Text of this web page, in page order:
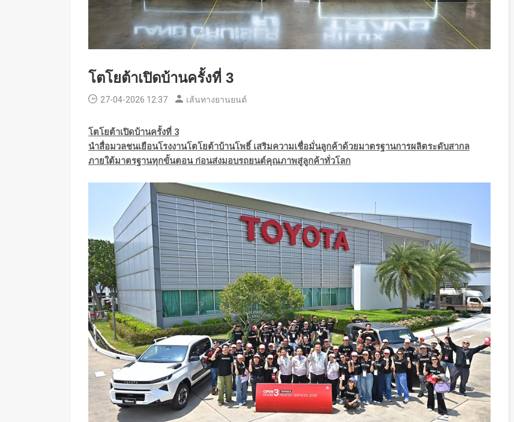
โตโยต้าเปิดบ้านครั้งที่ 3
27-04-2026 12:37 เส้นทางยานยนต์
โตโยต้าเปิดบ้านครั้งที่ 3
นำสื่อมวลชนเยือนโรงงานโตโยต้าบ้านโพธิ์ เสริมความเชื่อมั่นลูกค้าด้วยมาตรฐานการผลิตระดับสากล
ภายใต้มาตรฐานทุกขั้นตอน ก่อนส่งมอบรถยนต์คุณภาพสู่ลูกค้าทั่วโลก